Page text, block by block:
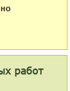
работ